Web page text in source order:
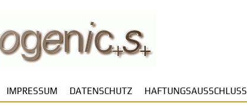
IMPRESSUM DATENSCHUTZ HAFTUNGSAUSSCHLUSS